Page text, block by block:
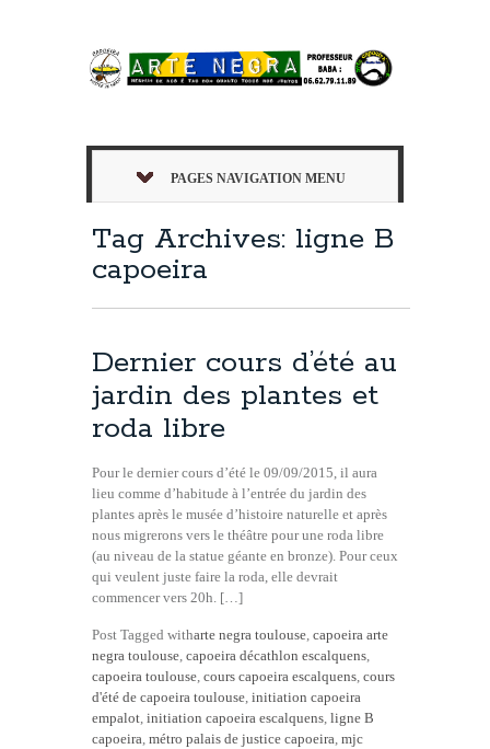
PAGES NAVIGATION MENU
Tag Archives: ligne B
capoeira
Dernier cours d’été au
jardin des plantes et
roda libre
Pour le dernier cours d’été le 09/09/2015, il aura
lieu comme d’habitude à l’entrée du jardin des
plantes après le musée d’histoire naturelle et après
nous migrerons vers le théâtre pour une roda libre
(au niveau de la statue géante en bronze). Pour ceux
qui veulent juste faire la roda, elle devrait
commencer vers 20h. […]
Post Tagged witharte negra toulouse capoeira arte
negra toulouse capoeira décathlon escalquens
capoeira toulouse cours capoeira escalquens cours
d'été de capoeira toulouse initiation capoeira
empalot initiation capoeira escalquens ligne B
capoeira métro palais de justice capoeira mjc